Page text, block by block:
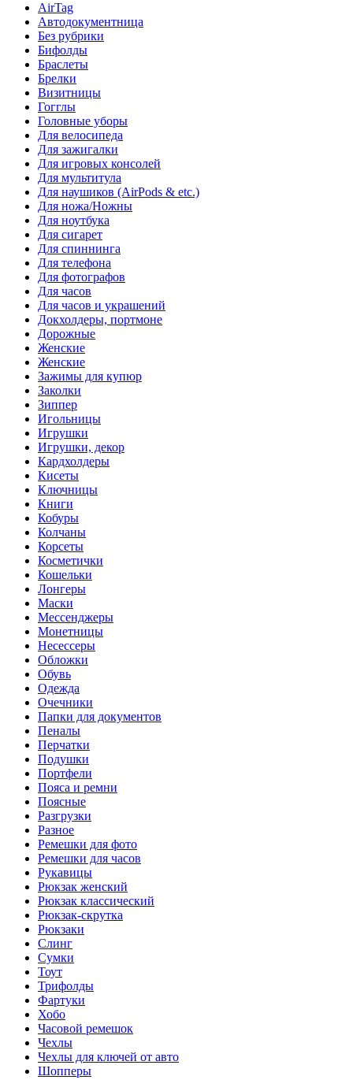
AirTag
Автодокументница
Без рубрики
Бифолды
Браслеты
Брелки
Визитницы
Гогглы
Головные уборы
Для велосипеда
Для зажигалки
Для игровых консолей
Для мультитула
Для наушиков (AirPods & etc.)
Для ножа/Ножны
Для ноутбука
Для сигарет
Для спиннинга
Для телефона
Для фотографов
Для часов
Для часов и украшений
Докхолдеры, портмоне
Дорожные
Женские
Женские
Зажимы для купюр
Заколки
Зиппер
Игольницы
Игрушки
Игрушки, декор
Кардхолдеры
Кисеты
Ключницы
Книги
Кобуры
Колчаны
Корсеты
Косметички
Кошельки
Лонгеры
Маски
Мессенджеры
Монетницы
Несессеры
Обложки
Обувь
Одежда
Очечники
Папки для документов
Пеналы
Перчатки
Подушки
Портфели
Пояса и ремни
Поясные
Разгрузки
Разное
Ремешки для фото
Ремешки для часов
Рукавицы
Рюкзак женский
Рюкзак классический
Рюкзак-скрутка
Рюкзаки
Слинг
Сумки
Тоут
Трифолды
Фартуки
Хобо
Часовой ремешок
Чехлы
Чехлы для ключей от авто
Шопперы